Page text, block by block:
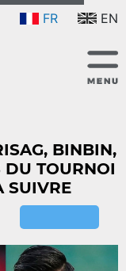
FR EN
BINBIN,
TOURNOI
SUIVRE